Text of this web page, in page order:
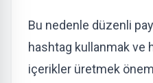
Bu nedenle düzenli
hashtag kullanmak ve
içerikler üretmek